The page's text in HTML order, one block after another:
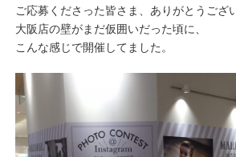
ご応募くださった皆さま、ありがとうござ
大阪店の壁がまだ仮囲いだった頃に、
こんな感じで開催してました。